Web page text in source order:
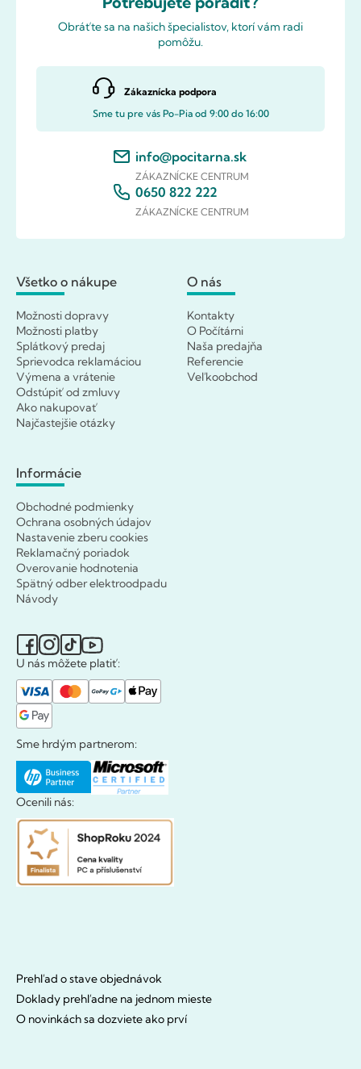
Obráťte sa na našich špecialistov, ktorí vám radi
pomôžu.
Zákaznícka podpora
Sme tu pre vás Po-Pia od 9:00 do 16:00
info@pocitarna.sk
ZÁKAZNÍCKE CENTRUM
0650 822 222
ZÁKAZNÍCKE CENTRUM
Všetko o nákupe
Možnosti dopravy
Možnosti platby
Splátkový predaj
Sprievodca reklamáciou
Výmena a vrátenie
Odstúpiť od zmluvy
Ako nakupovať
Najčastejšie otázky
O nás
Kontakty
O Počítárni
Naša predajňa
Referencie
Veľkoobchod
Informácie
Obchodné podmienky
Ochrana osobných údajov
Nastavenie zberu cookies
Reklamačný poriadok
Overovanie hodnotenia
Spätný odber elektroodpadu
Návody
U nás môžete platiť:
Sme hrdým partnerom:
Ocenili nás:
Prehľad o stave objednávok
Doklady prehľadne na jednom mieste
O novinkách sa dozviete ako prví